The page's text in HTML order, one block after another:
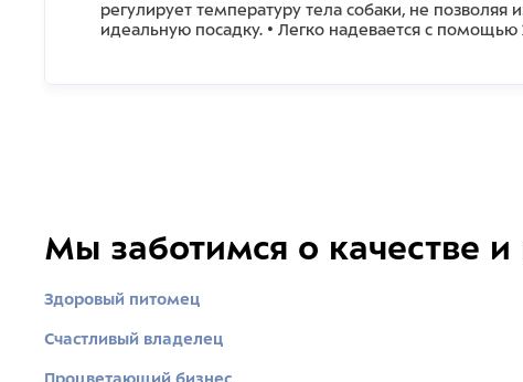
регулирует температуру тела собаки, не
идеальную посадку. • Легко надевается с
Мы заботимся о качестве и
Здоровый питомец
Счастливый владелец